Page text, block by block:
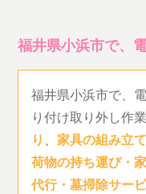
福井県小浜市で、
福井県小浜市で、
り付け取り外し作
り 、家具の組み立て
荷物の持ち運び・
代行・墓掃除サー